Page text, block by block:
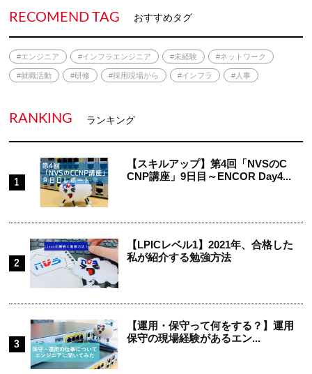
RECOMEND TAG おすすめタグ
#エンジニア #インフラエンジニア #未経験 #ネットワーク
#就職活動 #研修 #採用現場から #インフラ #人事
RANKING ランキング
【スキルアップ】第4回「NVSのC
CNP講座」9日目～ENCOR Day4...
【LPICレベル1】2021年、合格した
私が紹介する勉強方法
【運用・保守って何をする？】運用
保守の現場経験があるエン...